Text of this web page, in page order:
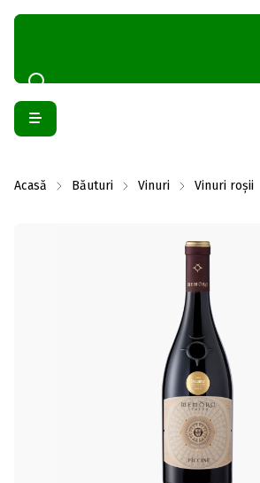
Acasă Băuturi Vinuri Vinuri roșii